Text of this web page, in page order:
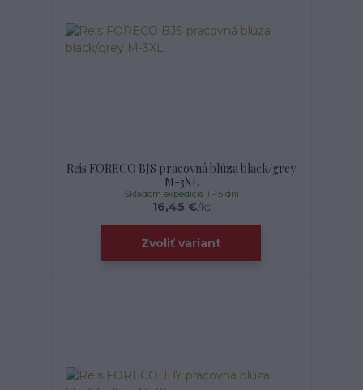
Reis FORECO BJS pracovná blúza black/grey
M-3XL
16,45 €/ks
Skladom expedícia 1 - 5 dní
Zvoliť variant